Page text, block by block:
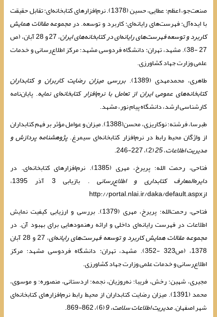
صنعت‌جو، اعظم؛ عطایی، حسین (1378). نرم‌افزارهای کتابخانه‌ای: تقابل حقیقت
با ایده‌آل: فهرست‌های رایانه‌ای: کاربرد و توسعه. درمجموعه مقالات همایش
کاربرد و توسعه فهرست‌های رایانه‌ای در کتابخانه‌های ایران
، 27 و 28 آبان، (ص
27 -38). مشهد، تهران: دانشگاه فردوسی مشهد؛ مرکز اطلاع‌رسانی و خدمات
علمی وزارت جهاد کشاورزی.
طاهری، محمدمهدی (1389).
بررسی میزان رضایت کاربران و کتابداران
کتابخانه‌های عمومی ایران از تعامل با نرم‌افزار کتابخانه‌ای نمایه. پایان‌نامه
کارشناسی ارشد، دانشگاه پیام نور، مشهد.
طبرسا، فرشته؛ نوکاریزی، محسن(1388). میزان و عوامل مؤثر بر فهم کتابداران
از واژگان محیط رابط در نرم‌افزار کتابخانه‌ای سیمرغ.پژوهشنامه پردازش و
مدیریت اطلاعات،25(2)، 227-246.
فتاحی، رحمت الله؛ پریرخ، مهری (1385). نرم‌افزارهای کتابخانه‌ای. در
دایره‌المعارف کتابداری و اطلاع‌رسانی
. بازیابی 3 آذر 1395،
ازhttp://portal.nlai.ir/daka/default.aspx
فتاحی، رحمت‌الله؛ پریرخ، مهری (1379). بررسی و ارزیابی کیفیت نمایش
اطلاعات در فهرست رایانه‌ای داخلی و ارائه رهنمودهایی برای بهبود آن. در
مجموعه مقالات همایش کاربرد و توسعه فهرست‌های رایانه‌ای
، 27 و 28 آبان
1378، (ص323 -352). مشهد، تهران: دانشگاه فردوسی مشهد؛ مرکز
اطلاع‌رسانی و خدمات علمی وزارت جهاد کشاورزی.
مجیری، شهین؛ رخش، فریبا؛ نه‌روزیان، نجمه؛ اردستانی، منصوره؛ و موسوی،
محمد (1391). میزان رضایت کتابداران از محیط رابط نرم‌افزارهای کتابخانه‌ای
شهر اصفهان.مدیریت اطلاعات سلامت، 9 (6)، 862-869.